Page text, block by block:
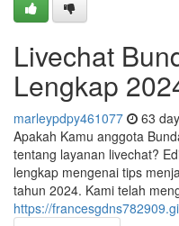
Livechat
Lengkap
marleypdpy461077 63
Apakah Kamu anggota
tentang layanan livechat?
lengkap mengenai tips
tahun 2024. Kami telah
https://